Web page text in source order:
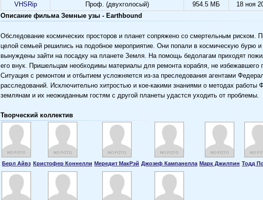
VHSRip Проф. (двухголосый) 954.5 МБ 18 ноя
Описание фильма Земные узы - Earthbound
Обследование космических просторов и планет сопряжено со смертельным риском.
целой семьей решились на подобное мероприятие. Они попали в космическую бурю
вынуждены зайти на посадку на планете Земля. На помощь бедолагам приходят
его внук. Пришельцам необходимы материалы для ремонта корабля, не избежавшего
Ситуация с ремонтом и отбытием усложняется из-за преследования агентами
расследований. Исключительно хитростью и кое-какими знаниями о методах работы
землянам и их неожиданным гостям с другой планеты удастся уходить от проблемы.
Творческий коллектив
Берл Айвз Кристофер Коннелли Мередит МакРэй Джозеф Кампанелла Марк Джилпин Тодд